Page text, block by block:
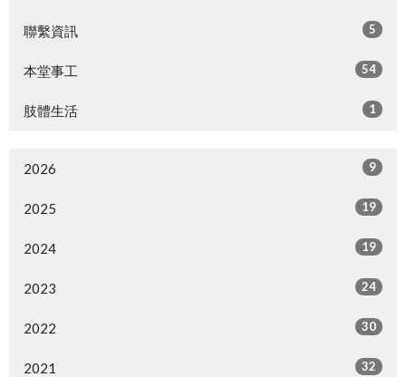
聯繫資訊 5
本堂事工 54
肢體生活 1
2026 9
2025 19
2024 19
2023 24
2022 30
2021 32